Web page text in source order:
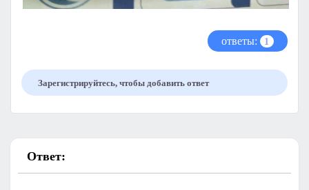
ответы: 1
Зарегистрируйтесь, чтобы добавить ответ
Ответ: